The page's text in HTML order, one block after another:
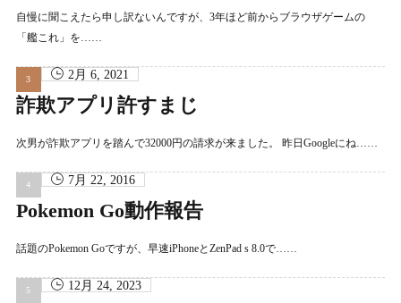
自慢に聞こえたら申し訳ないんですが、3年ほど前からブラウザゲームの
「艦これ」を……
2月 6, 2021
詐欺アプリ許すまじ
次男が詐欺アプリを踏んで32000円の請求が来ました。 昨日Googleにね……
7月 22, 2016
Pokemon Go動作報告
話題のPokemon Goですが、早速iPhoneとZenPad s 8.0で……
12月 24, 2023